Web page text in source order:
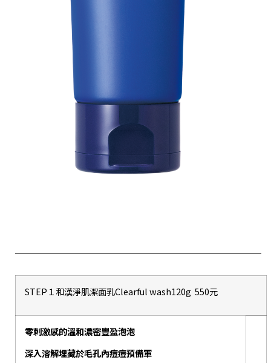
STEP１和漢淨肌潔面乳Clearful wash120g 550元
零刺激感的溫和濃密豐盈泡泡
深入溶解埋藏於毛孔內痘痘預備軍